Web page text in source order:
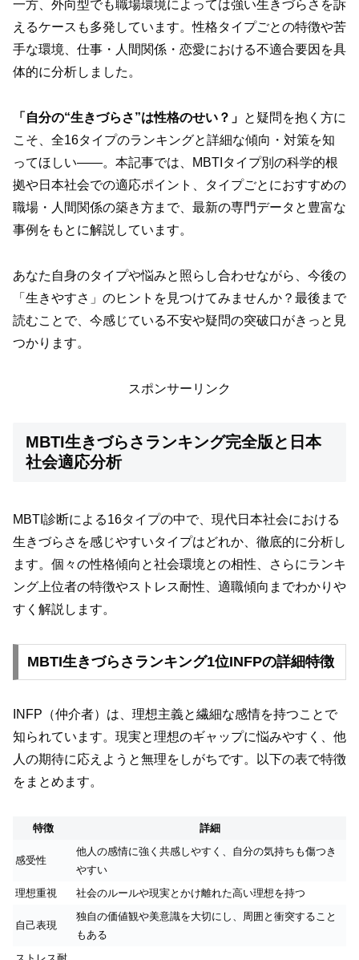
一方、外向型でも職場環境によっては強い生きづらさを訴
えるケースも多発しています。性格タイプごとの特徴や苦
手な環境、仕事・人間関係・恋愛における不適合要因を具
体的に分析しました。
「自分の“生きづらさ”は性格のせい？」 と疑問を抱く方に
こそ、全16タイプのランキングと詳細な傾向・対策を知
ってほしい――。本記事では、MBTIタイプ別の科学的根
拠や日本社会での適応ポイント、タイプごとにおすすめの
職場・人間関係の築き方まで、最新の専門データと豊富な
事例をもとに解説しています。
あなた自身のタイプや悩みと照らし合わせながら、今後の
「生きやすさ」のヒントを見つけてみませんか？最後まで
読むことで、今感じている不安や疑問の突破口がきっと見
つかります。
スポンサーリンク
MBTI生きづらさランキング完全版と日本
社会適応分析
MBTI診断による16タイプの中で、現代日本社会における
生きづらさを感じやすいタイプはどれか、徹底的に分析し
ます。個々の性格傾向と社会環境との相性、さらにランキ
ング上位者の特徴やストレス耐性、適職傾向までわかりや
すく解説します。
MBTI生きづらさランキング1位INFPの詳細特徴
INFP（仲介者）は、理想主義と繊細な感情を持つことで
知られています。現実と理想のギャップに悩みやすく、他
人の期待に応えようと無理をしがちです。以下の表で特徴
をまとめます。
特徴 詳細
感受性
他人の感情に強く共感しやすく、自分の気持ちも傷つき
やすい
理想重視
社会のルールや現実とかけ離れた高い理想を持つ
自己表現
独自の価値観や美意識を大切にし、周囲と衝突すること
もある